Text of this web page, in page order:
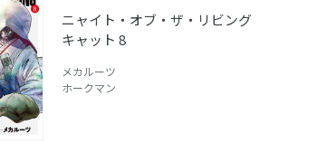
ニャイト・オブ・ザ・リビング
キャット 8
メカルーツ
ホークマン